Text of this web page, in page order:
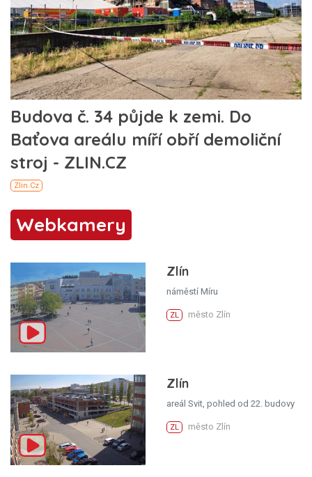
Webkamery
Zlín
náměstí Míru
ZL město Zlín
Zlín
areál Svit, pohled od 22. budovy
ZL město Zlín